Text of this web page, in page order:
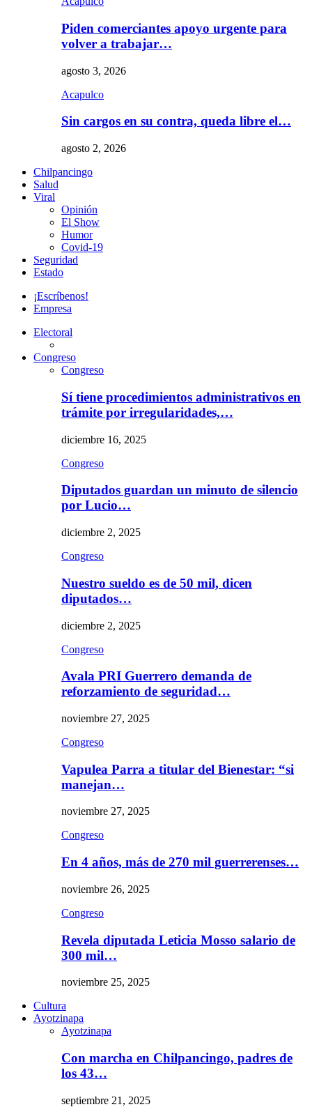
Piden comerciantes apoyo urgente para
volver a trabajar…
agosto 3, 2026
Acapulco
Sin cargos en su contra, queda libre el…
agosto 2, 2026
Chilpancingo
Salud
Viral
Opinión
El Show
Humor
Covid-19
Seguridad
Estado
¡Escríbenos!
Empresa
Electoral
Congreso
Congreso
Sí tiene procedimientos administrativos en
trámite por irregularidades,…
diciembre 16, 2025
Congreso
Diputados guardan un minuto de silencio
por Lucio…
diciembre 2, 2025
Congreso
Nuestro sueldo es de 50 mil, dicen
diputados…
diciembre 2, 2025
Congreso
Avala PRI Guerrero demanda de
reforzamiento de seguridad…
noviembre 27, 2025
Congreso
Vapulea Parra a titular del Bienestar: “si
manejan…
noviembre 27, 2025
Congreso
En 4 años, más de 270 mil guerrerenses…
noviembre 26, 2025
Congreso
Revela diputada Leticia Mosso salario de
300 mil…
noviembre 25, 2025
Cultura
Ayotzinapa
Ayotzinapa
Con marcha en Chilpancingo, padres de
los 43…
septiembre 21, 2025